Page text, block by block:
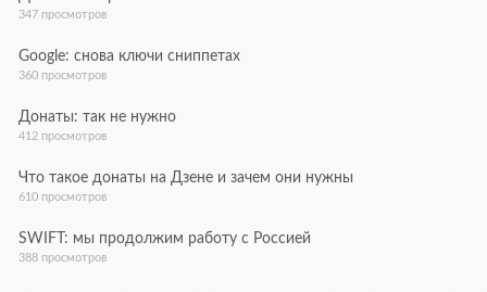
347 просмотров
Google: снова ключи сниппетах
360 просмотров
Донаты: так не нужно
412 просмотров
Что такое донаты на Дзене и зачем они нужны
610 просмотров
SWIFT: мы продолжим работу с Россией
388 просмотров